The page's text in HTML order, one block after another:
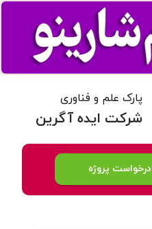
پارک علم و فناوری
شرکت ایده آگرین
درخواست پروژه